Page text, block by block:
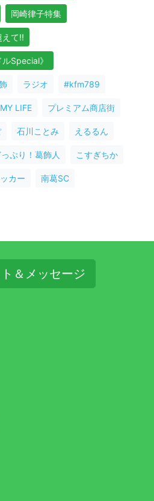
岡崎律子特集
えて!!
Special》
ラジオ #kfm789
LIFE プレミアム商店街
石川ことみ えるるん
っぷり！葛飾人 こすぎちか
カー 南葛SC
＆メッセージ